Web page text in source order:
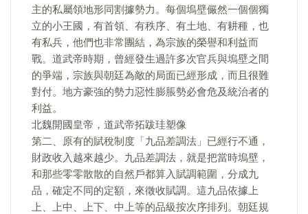
主的私屬領地形同割據勢力。每個塢壁儼然一個個獨
立的小王國，有首領、有秩序、有土地、有耕種，也
有私兵，他們也非常團結，為宗族的榮譽和利益而
戰。道武帝時期，曾經發生過許多次官兵與塢壁之間
的爭端，宗族與朝廷為敵的局面已經形成，而且很難
對付。地方豪強的勢力惡性膨脹勢必會危及統治者的
利益。
北魏開國皇帝，道武帝拓跋珪塑像
第二、原有的賦稅制度「九品差調法」已經行不通，
財政收入越來越少。九品差調法，就是把當時塢壁，
和那些零零散散的自然戶都算入賦調範圍，分成九
品，確定不同的定額，來徵收賦調。這九品依據上
上、上中、上下、中上等的品級按次序排列。朝廷規